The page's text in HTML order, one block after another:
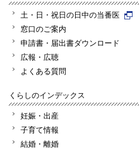
土・日・祝日の日中の当番医
窓口のご案内
申請書・届出書ダウンロード
広報・広聴
よくある質問
くらしのインデックス
妊娠・出産
子育て情報
結婚・離婚